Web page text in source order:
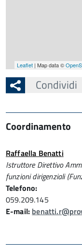
Leaflet | Map data ©
Condividi
Coordinamento
Raffaella Benatti
Istruttore Direttivo
funzioni dirigenziali
Telefono:
059.209.145
E-mail: